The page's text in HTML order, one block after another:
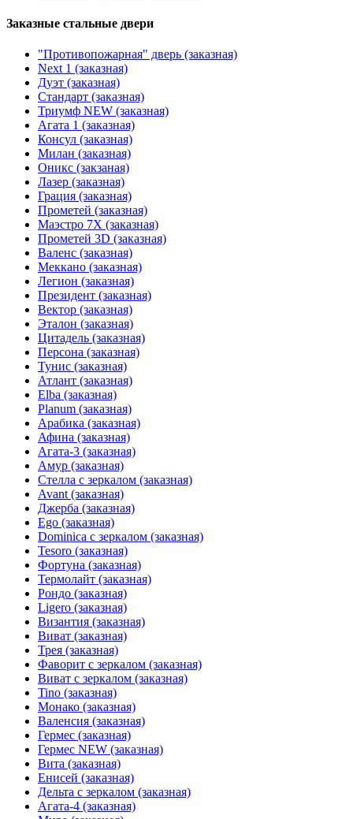
Заказные стальные двери
"Противопожарная" дверь (заказная)
Next 1 (заказная)
Дуэт (заказная)
Стандарт (заказная)
Триумф NEW (заказная)
Агата 1 (заказная)
Консул (заказная)
Милан (заказная)
Оникс (закзаная)
Лазер (заказная)
Грация (заказная)
Прометей (заказная)
Маэстро 7Х (заказная)
Прометей 3D (заказная)
Валенс (заказная)
Меккано (заказная)
Легион (заказная)
Президент (заказная)
Вектор (заказная)
Эталон (заказная)
Цитадель (заказная)
Персона (заказная)
Тунис (заказная)
Атлант (заказная)
Elba (заказная)
Planum (заказная)
Арабика (заказная)
Афина (заказная)
Агата-3 (заказная)
Амур (заказная)
Стелла с зеркалом (заказная)
Avant (заказная)
Джерба (заказная)
Ego (заказная)
Dominica с зеркалом (заказная)
Tesoro (заказная)
Фортуна (заказная)
Термолайт (заказная)
Рондо (заказная)
Ligero (заказная)
Византия (заказная)
Виват (заказная)
Трея (заказная)
Фаворит с зеркалом (заказная)
Виват с зеркалом (заказная)
Tino (заказная)
Монако (заказная)
Валенсия (заказная)
Гермес (заказная)
Гермес NEW (заказная)
Вита (заказная)
Енисей (заказная)
Дельта с зеркалом (заказная)
Агата-4 (заказная)